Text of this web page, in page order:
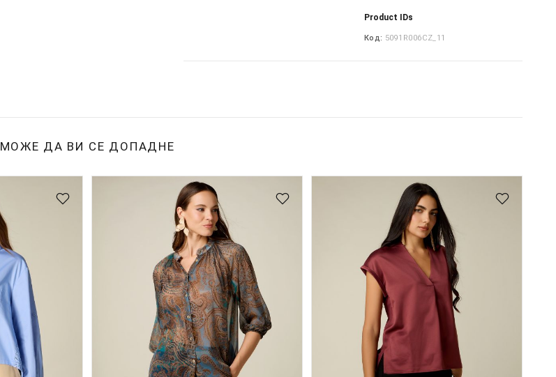
Product IDs
Код: 5091R006CZ_11
МОЖЕ ДА ВИ СЕ ДОПАДНЕ